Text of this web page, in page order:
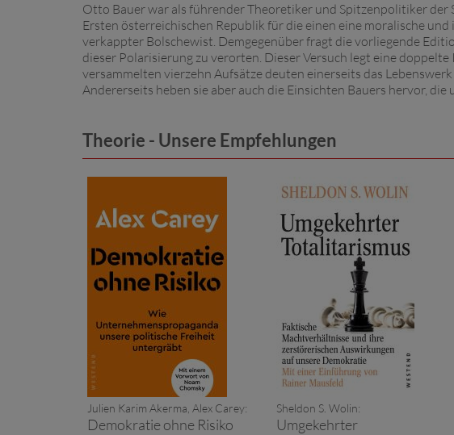
Otto Bauer war als führender Theoretiker und Spitzenpolitiker
Ersten österreichischen Republik für die einen eine moralische
verkappter Bolschewist. Demgegenüber fragt die vorliegende
dieser Polarisierung zu verorten. Dieser Versuch legt eine
versammelten vierzehn Aufsätze deuten einerseits das
Andererseits heben sie aber auch die Einsichten Bauers hervor,
Theorie - Unsere Empfehlungen
Julien Karim Akerma, Alex Carey:
Demokratie ohne Risiko
Sheldon S. Wolin:
Umgekehrter